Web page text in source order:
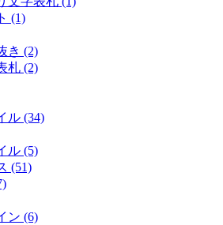
(1)
き (2)
札 (2)
ル (34)
ル (5)
(51)
ン (6)